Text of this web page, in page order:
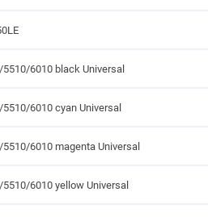
6010 black Universal
6010 cyan Universal
6010 magenta Universal
6010 yellow Universal